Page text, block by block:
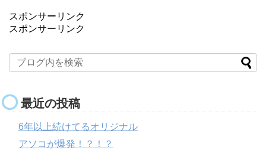
スポンサーリンク
スポンサーリンク
最近の投稿
6年以上続けてるオリジナル
アソコが爆発！？！？